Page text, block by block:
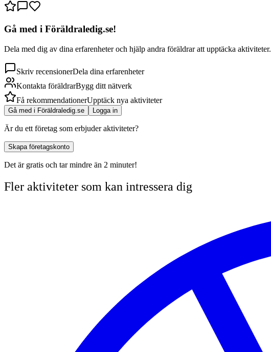
Gå med i Föräldraledig.se!
Dela med dig av dina erfarenheter och hjälp andra föräldrar att upptäcka aktiviteter.
Skriv recensionerDela dina erfarenheter
Kontakta föräldrarBygg ditt nätverk
Få rekommendationerUpptäck nya aktiviteter
Gå med i Föräldraledig.se Logga in
Är du ett företag som erbjuder aktiviteter?
Skapa företagskonto
Det är gratis och tar mindre än 2 minuter!
Fler aktiviteter som kan intressera dig